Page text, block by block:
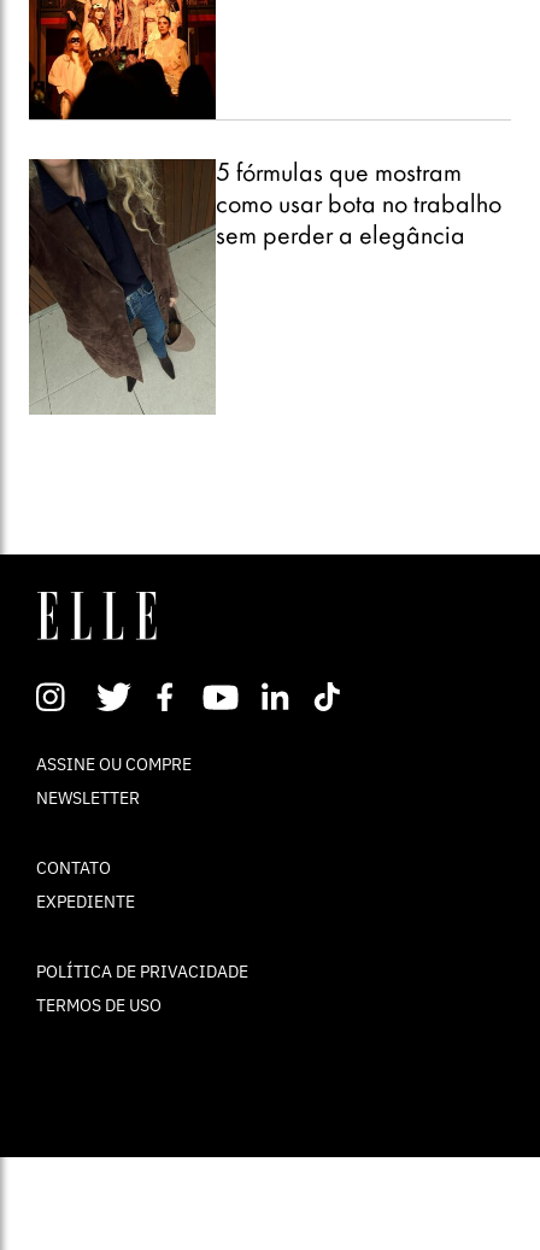
5 fórmulas que mostram
como usar bota no trabalho
sem perder a elegância
ASSINE OU COMPRE
NEWSLETTER
CONTATO
EXPEDIENTE
POLÍTICA DE PRIVACIDADE
TERMOS DE USO